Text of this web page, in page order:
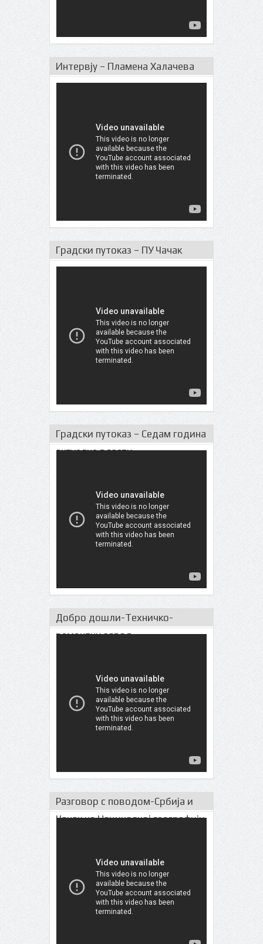
Интервју – Пламена Халачева
Градски путоказ – ПУ Чачак
Градски путоказ – Седам година
актуeлне власти
Добро дошли-Техничко-
ремонтни завод
Разговор с поводом-Србија и
Чачак на Нациналној географији